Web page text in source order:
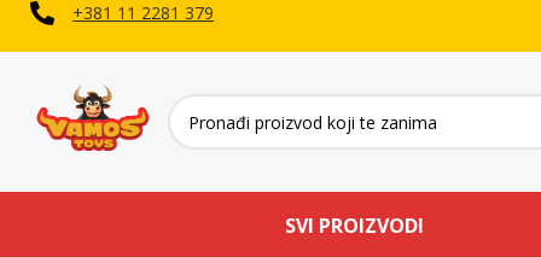
+381 11 2281 379
SVI PROIZVODI